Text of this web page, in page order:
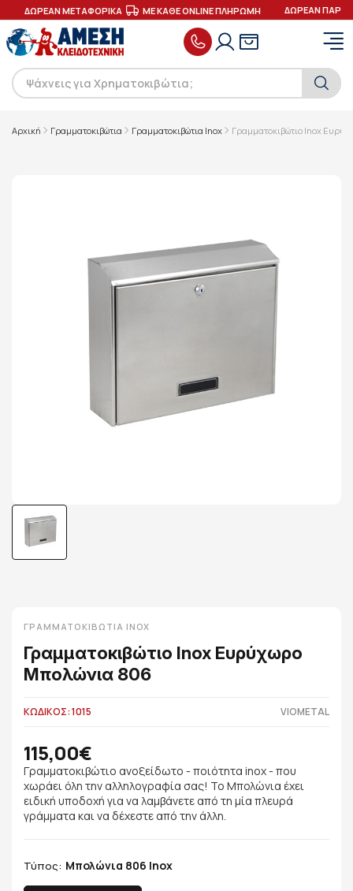
ΔΩΡΕΑΝ ΜΕΤΑΦΟΡΙΚΑ ΜΕ ΚΑΘΕ ONLINE ΠΛΗΡΩΜΗ ΔΩΡΕΑΝ
Αρχική Γραμματοκιβώτια Γραμματοκιβώτια Inox Γραμματοκιβώτιο Inox
ΓΡΑΜΜΑΤΟΚΙΒΏΤΙΑ INOX
Γραμματοκιβώτιο Inox Ευρύχωρο
Mπολώνια 806
ΚΩΔΙΚΟΣ: 1015 VIOMETAL
115,00€
Γραμματοκιβώτιο ανοξείδωτο - ποιότητα inox - που
χωράει όλη την αλληλογραφία σας! Το Μπολώνια έχει
ειδική υποδοχή για να λαμβάνετε από τη μία πλευρά
γράμματα και να δέχεστε από την άλλη.
Τύπος: Μπολώνια 806 Inox